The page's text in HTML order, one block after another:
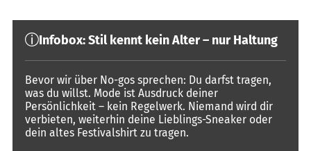
Infobox: Stil kennt kein Alter – nur Haltung
Bevor wir über No-gos sprechen: Du darfst tragen,
was du willst. Mode ist Ausdruck deiner
Persönlichkeit – kein Regelwerk. Niemand wird dir
verbieten, weiterhin deine Lieblings-Sneaker oder
dein altes Festivalshirt zu tragen.